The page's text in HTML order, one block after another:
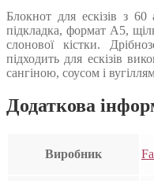
Блокнот для ескізів з 60
підкладка, формат А5,
слонової кістки.
підходить для ескізів
сангіною, соусом і
Додаткова
Виробник